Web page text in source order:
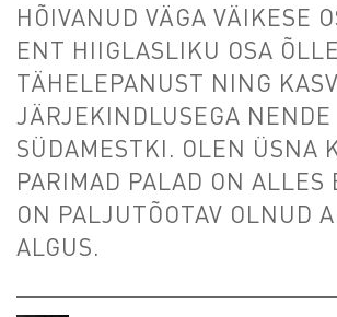
HÕIVANUD VÄGA VÄIKESE
ENT HIIGLASLIKU OSA
TÄHELEPANUST NING
JÄRJEKINDLUSEGA NENDE
SÜDAMESTKI. OLEN ÜSNA
PARIMAD PALAD ON ALLES
ON PALJUTÕOTAV OLNUD
ALGUS.